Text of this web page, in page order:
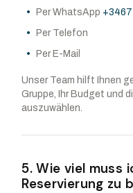
Per WhatsApp
Per Telefon
Per E-Mail
Unser Team hilft Ihnen
Gruppe, Ihr Budget und
auszuwählen.
5. Wie viel muss
Reservierung zu